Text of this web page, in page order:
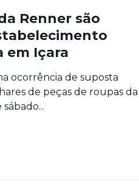
Renner são
em Içara
ocorrência de suposta
de peças de roupas da